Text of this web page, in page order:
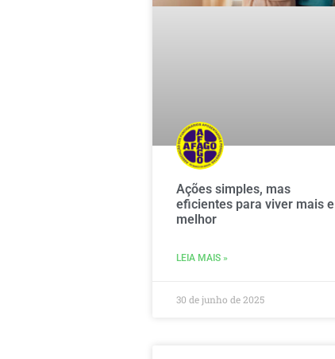
Ações simples, mas
eficientes para viver mais e
melhor
LEIA MAIS »
30 de junho de 2025